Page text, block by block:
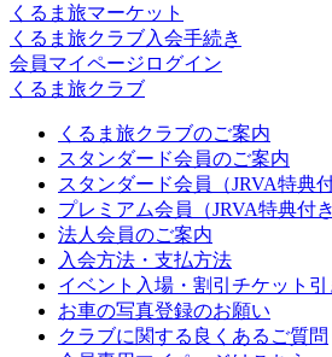
くるま旅マーケット
くるま旅クラブ入会手続き
会員マイページログイン
くるま旅クラブ
くるま旅クラブのご案内
スタンダード会員のご案内
スタンダード会員（JRVA特典
プレミアム会員（JRVA特典付
法人会員のご案内
入会方法・支払方法
イベント入場・割引チケット引
お車の写真登録のお願い
クラブに関する良くあるご質問